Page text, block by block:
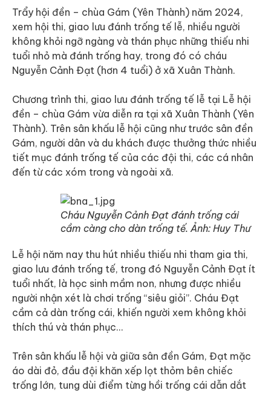
Trẩy hội đền – chùa Gám (Yên Thành) năm 2024,
xem hội thi, giao lưu đánh trống tế lễ, nhiều người
không khỏi ngỡ ngàng và thán phục những thiếu nhi
tuổi nhỏ mà đánh trống hay, trong đó có cháu
Nguyễn Cảnh Đạt (hơn 4 tuổi) ở xã Xuân Thành.
Chương trình thi, giao lưu đánh trống tế lễ tại Lễ hội
đền – chùa Gám vừa diễn ra tại xã Xuân Thành (Yên
Thành). Trên sân khấu lễ hội cũng như trước sân đền
Gám, người dân và du khách được thưởng thức nhiều
tiết mục đánh trống tế của các đội thi, các cá nhân
đến từ các xóm trong và ngoài xã.
Cháu Nguyễn Cảnh Đạt đánh trống cái
cầm càng cho dàn trống tế. Ảnh: Huy Thư
Lễ hội năm nay thu hút nhiều thiếu nhi tham gia thi,
giao lưu đánh trống tế, trong đó Nguyễn Cảnh Đạt ít
tuổi nhất, là học sinh mầm non, nhưng được nhiều
người nhận xét là chơi trống “siêu giỏi”. Cháu Đạt
cầm cả dàn trống cái, khiến người xem không khỏi
thích thú và thán phục…
Trên sân khấu lễ hội và giữa sân đền Gám, Đạt mặc
áo dài đỏ, đầu đội khăn xếp lọt thỏm bên chiếc
trống lớn, tung dùi điểm từng hồi trống cái dẫn dắt